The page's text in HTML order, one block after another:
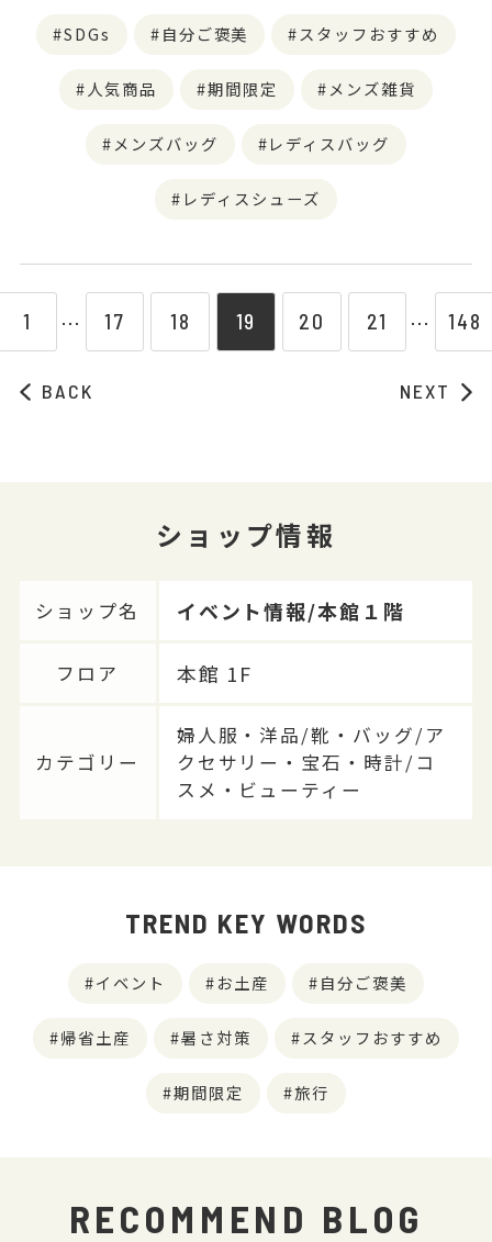
SDGs 自分ご褒美 スタッフおすすめ
人気商品 期間限定 メンズ雑貨
メンズバッグ レディスバッグ
レディスシューズ
BACK
1 ⋯ 17 18 19 20 21 ⋯ 148
NEXT
ショップ情報
ショップ名 イベント情報/本館１階
フロア 本館 1F
カテゴリー
婦人服・洋品/靴・バッグ/ア
クセサリー・宝石・時計/コ
スメ・ビューティー
TREND KEY WORDS
イベント お土産 自分ご褒美
帰省土産 暑さ対策 スタッフおすすめ
期間限定 旅行
RECOMMEND BLOG